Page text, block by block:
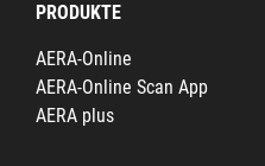
PRODUKTE
AERA-Online
AERA-Online Scan App
AERA plus